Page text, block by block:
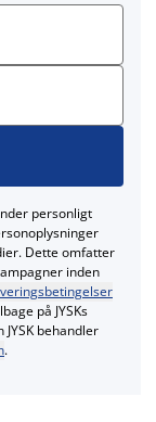
personligt
Dette omfatter
inden
på JYSKs
behandler
.